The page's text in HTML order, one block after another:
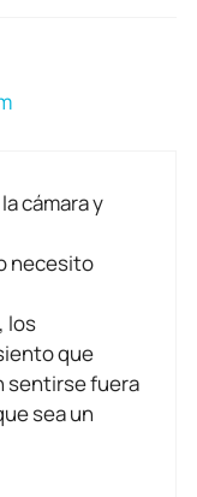
cámara y
necesito
los
que
sentirse fuera
sea un